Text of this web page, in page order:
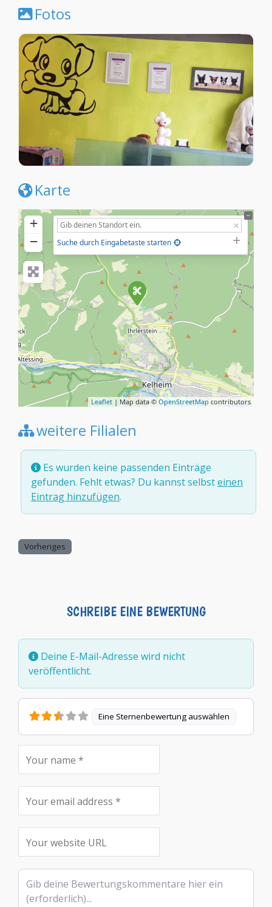
Fotos
Karte
+
−
Suche durch Eingabetaste starten
Leaflet | Map data ©OpenStreetMap contributors
weitere Filialen
Es wurden keine passenden Einträge
gefunden. Fehlt etwas? Du kannst selbsteinen
Eintrag hinzufügen.
Vorheriges
SCHREIBE EINE BEWERTUNG
Deine E-Mail-Adresse wird nicht
veröffentlicht.
Eine Sternenbewertung auswählen
Rezensionstext